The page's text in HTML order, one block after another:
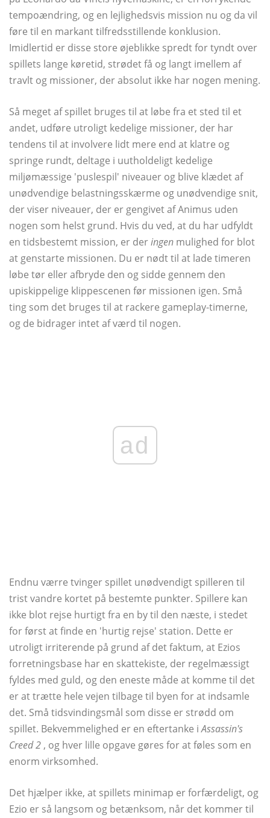
tempoændring, og en lejlighedsvis mission nu og da vil
føre til en markant tilfredsstillende konklusion.
Imidlertid er disse store øjeblikke spredt for tyndt over
spillets lange køretid, strødet få og langt imellem af
travlt og missioner, der absolut ikke har nogen mening.
Så meget af spillet bruges til at løbe fra et sted til et
andet, udføre utroligt kedelige missioner, der har
tendens til at involvere lidt mere end at klatre og
springe rundt, deltage i uutholdeligt kedelige
miljømæssige 'puslespil' niveauer og blive klædet af
unødvendige belastningsskærme og unødvendige snit,
der viser niveauer, der er gengivet af Animus uden
nogen som helst grund. Hvis du ved, at du har udfyldt
en tidsbestemt mission, er deringen mulighed for blot
at genstarte missionen. Du er nødt til at lade timeren
løbe tør eller afbryde den og sidde gennem den
upiskippelige klippescenen før missionen igen. Små
ting som det bruges til at rackere gameplay-timerne,
og de bidrager intet af værd til nogen.
ad
Endnu værre tvinger spillet unødvendigt spilleren til
trist vandre kortet på bestemte punkter. Spillere kan
ikke blot rejse hurtigt fra en by til den næste, i stedet
for først at finde en 'hurtig rejse' station. Dette er
utroligt irriterende på grund af det faktum, at Ezios
forretningsbase har en skattekiste, der regelmæssigt
fyldes med guld, og den eneste måde at komme til det
er at trætte hele vejen tilbage til byen for at indsamle
det. Små tidsvindingsmål som disse er strødd om
spillet. Bekvemmelighed er en eftertanke iAssassin's
Creed 2 , og hver lille opgave gøres for at føles som en
enorm virksomhed.
Det hjælper ikke, at spillets minimap er forfærdeligt, og
Ezio er så langsom og betænksom, når det kommer til